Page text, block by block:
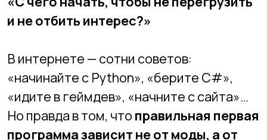
«начинайте с Python», «берите C#»,
«идите в геймдев», «начните с сайта»…
программа зависит не от моды, а от
того, как устроено мышление и
интересы ребёнка.
В этой статье разберём, как выбрать
старт в IT так, чтобы ребёнку нравилось,